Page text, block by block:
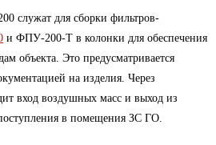
служат для сборки фильтров-
и ФПУ-200-Т в колонки для обеспечения
объекта. Это предусматривается
на изделия. Через
вход воздушных масс и выход из
в помещения ЗС ГО.